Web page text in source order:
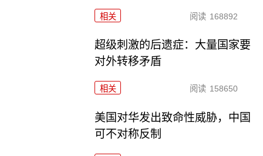
相关 阅读 168892
超级刺激的后遗症：大量国家要
对外转移矛盾
相关 阅读 158650
美国对华发出致命性威胁，中国
可不对称反制